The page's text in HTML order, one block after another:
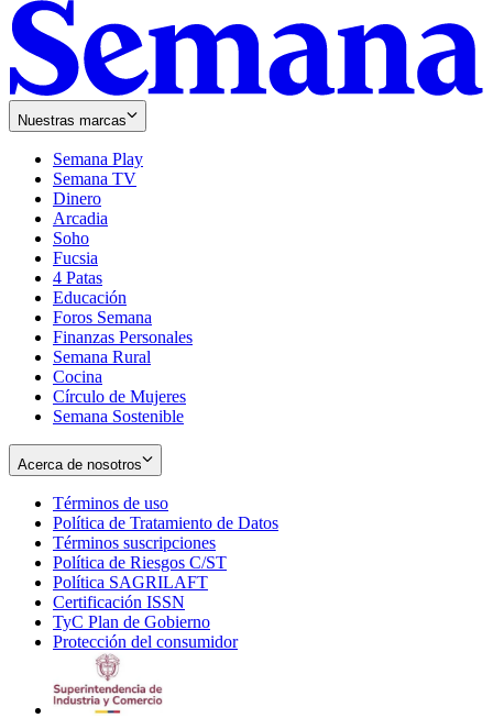
Nuestras marcas
Semana Play
Semana TV
Dinero
Arcadia
Soho
in
new
window
Fucsia
in
new
window
4 Patas
Educación
Foros Semana
Finanzas Personales
Semana Rural
Cocina
Círculo de Mujeres
Semana Sostenible
Acerca de nosotros
Términos de uso
in
new
window
Política de Tratamiento de Datos
Términos suscripciones
in
Política de Riesgos C/ST
Política SAGRILAFT
new
window
Certificación ISSN
in
new
TyC Plan de Gobierno
in
Protección del consumidorOpens